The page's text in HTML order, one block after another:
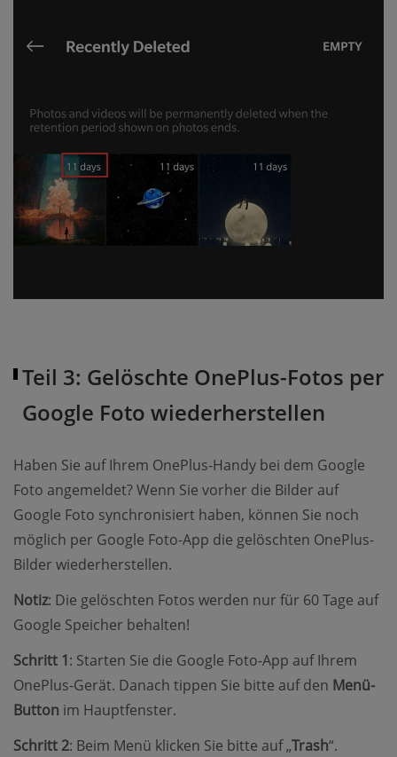
Teil 3: Gelöschte OnePlus-Fotos per
Google Foto wiederherstellen
Haben Sie auf Ihrem OnePlus-Handy bei dem Google
Foto angemeldet? Wenn Sie vorher die Bilder auf
Google Foto synchronisiert haben, können Sie noch
möglich per Google Foto-App die gelöschten OnePlus-
Bilder wiederherstellen.
Notiz: Die gelöschten Fotos werden nur für 60 Tage auf
Google Speicher behalten!
Schritt 1: Starten Sie die Google Foto-App auf Ihrem
OnePlus-Gerät. Danach tippen Sie bitte auf den Menü-
Button im Hauptfenster.
Schritt 2: Beim Menü klicken Sie bitte auf „Trash“.